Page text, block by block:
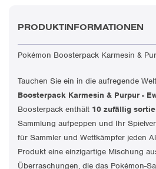
PRODUKTINFORMATIONEN
Pokémon Boosterpack Karmesin &
Tauchen Sie ein in die aufregende
Boosterpack Karmesin & Purpur -
Boosterpack enthält 10 zufällig
Sammlung aufpeppen und Ihr
für Sammler und Wettkämpfer jeden
Produkt eine einzigartige Mischung
Überraschungen, die das Pokémon-